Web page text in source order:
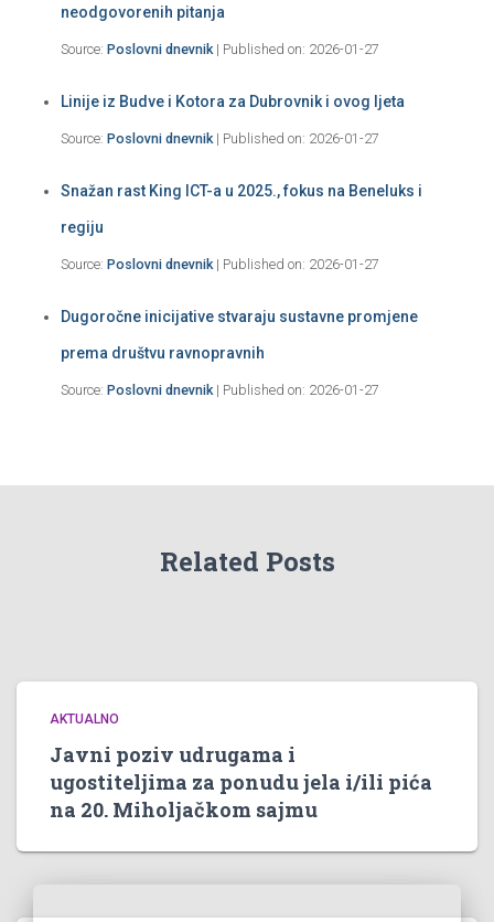
neodgovorenih pitanja
Source: Poslovni dnevnik Published on: 2026-01-27
Linije iz Budve i Kotora za Dubrovnik i ovog ljeta
Source: Poslovni dnevnik Published on: 2026-01-27
Snažan rast King ICT-a u 2025., fokus na Beneluks i
regiju
Source: Poslovni dnevnik Published on: 2026-01-27
Dugoročne inicijative stvaraju sustavne promjene
prema društvu ravnopravnih
Source: Poslovni dnevnik Published on: 2026-01-27
Related Posts
AKTUALNO
Javni poziv udrugama i
ugostiteljima za ponudu jela i/ili pića
na 20. Miholjačkom sajmu